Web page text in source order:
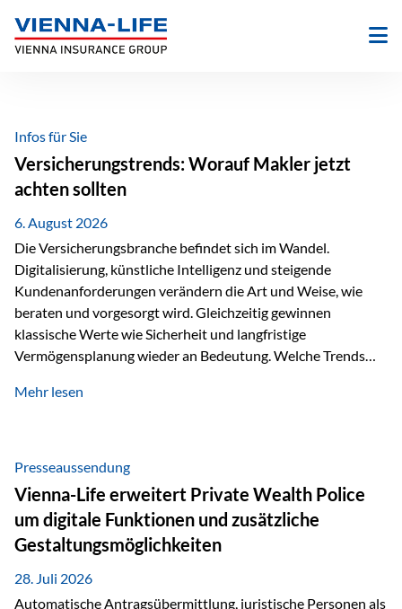
Inhalt
springen
Infos für Sie
Versicherungstrends: Worauf Makler jetzt
achten sollten
6. August 2026
Die Versicherungsbranche befindet sich im Wandel.
Digitalisierung, künstliche Intelligenz und steigende
Kundenanforderungen verändern die Art und Weise, wie
beraten und vorgesorgt wird. Gleichzeitig gewinnen
klassische Werte wie Sicherheit und langfristige
Vermögensplanung wieder an Bedeutung. Welche Trends
Blick behalten? Digitalisierung und KI verändern die
administrative Aufgaben, beschleunigen Abläufe und
schaffen mehr Zeit für das Wesentliche: die persönliche
Beratung. Gerade deshalb wird die individuelle Betreuung
zum entscheidenden Erfolgsfaktor. Technologie kann
unterstützen, Vertrauen entsteht jedoch weiterhin im
persönlichen Gespräch. Bei der Vienna-Life reagieren…
Mehr lesen
Presseaussendung
Vienna-Life erweitert Private Wealth Police
um digitale Funktionen und zusätzliche
Gestaltungsmöglichkeiten
28. Juli 2026
Automatische Antragsübermittlung, juristische Personen als